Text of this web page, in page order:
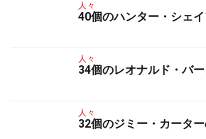
人々
40個のハンター・シェ
人々
34個のレオナルド・バ
人々
32個のジミー・カータ